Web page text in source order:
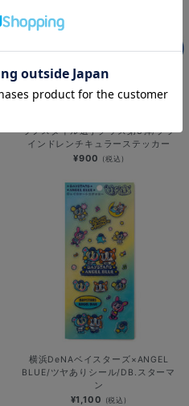
ラフスタイル選手グッズ第3弾/ブラ
インドレンチキュラーステッカー
¥900 (税込)
横浜DeNAベイスターズ×ANGEL
BLUE/ツヤありシール/DB.スターマ
ン
¥1,100 (税込)